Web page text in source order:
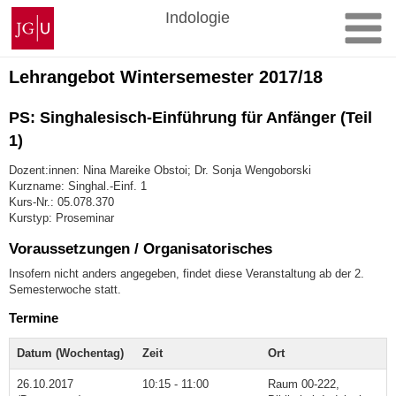
Zum
Inhalt
springen
Johannes
Gutenberg-
Universität
Mainz
Indologie
Lehrangebot Wintersemester 2017/18
PS: Singhalesisch-Einführung für Anfänger (Teil
1)
Dozent:innen: Nina Mareike Obstoi; Dr. Sonja Wengoborski
Kurzname: Singhal.-Einf. 1
Kurs-Nr.: 05.078.370
Kurstyp: Proseminar
Voraussetzungen / Organisatorisches
Insofern nicht anders angegeben, findet diese Veranstaltung ab der 2.
Semesterwoche statt.
Termine
Datum (Wochentag) Zeit Ort
26.10.2017
10:15 - 11:00
Raum 00-222,